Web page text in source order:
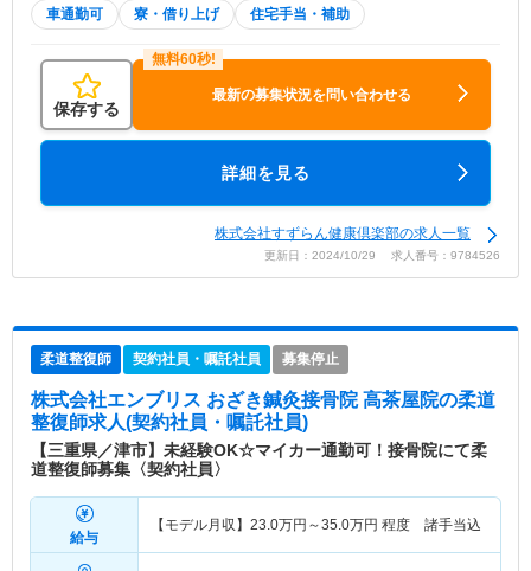
車通勤可 寮・借り上げ 住宅手当・補助
保存する
最新の募集状況を問い合わせる
詳細を見る
株式会社すずらん健康倶楽部の求人一覧
更新日：2024/10/29 求人番号：9784526
柔道整復師 契約社員・嘱託社員 募集停止
株式会社エンブリス おざき鍼灸接骨院 高茶屋院の柔道
整復師求人(契約社員・嘱託社員)
【三重県／津市】未経験OK☆マイカー通勤可！接骨院にて柔
道整復師募集〈契約社員〉
給与
【モデル月収】 23.0万円～35.0万円 程度 諸手当込